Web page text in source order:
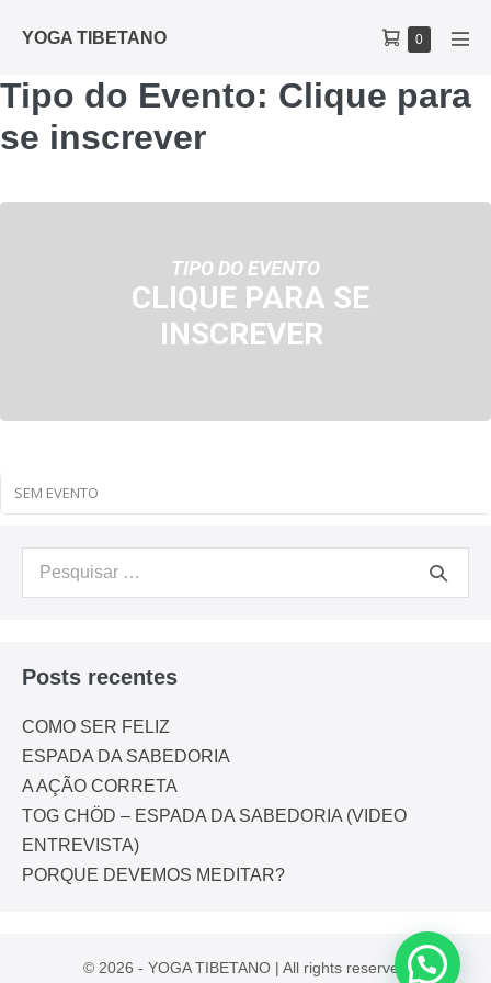
YOGA TIBETANO 0
Tipo do Evento: Clique para
se inscrever
TIPO DO EVENTO
CLIQUE PARA SE
INSCREVER
SEM EVENTO
Posts recentes
COMO SER FELIZ
ESPADA DA SABEDORIA
A AÇÃO CORRETA
TOG CHÖD – ESPADA DA SABEDORIA (VIDEO
ENTREVISTA)
PORQUE DEVEMOS MEDITAR?
© 2026 - YOGA TIBETANO | All rights reserved